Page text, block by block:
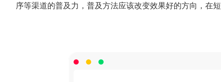
序等渠道的普及力，普及方法应该改变效果好的方向，在